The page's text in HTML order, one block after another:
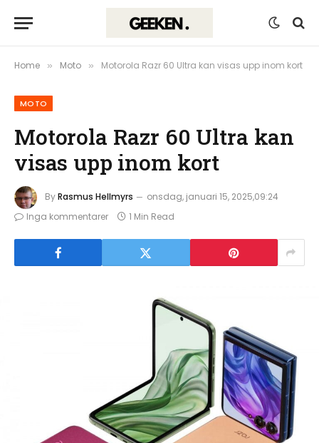
Home » Moto » Motorola Razr 60 Ultra kan visas upp inom kort
MOTO
Motorola Razr 60 Ultra kan
visas upp inom kort
ByRasmus Hellmyrs
onsdag, januari 15, 2025,09:24
Inga kommentarer
1 Min Read